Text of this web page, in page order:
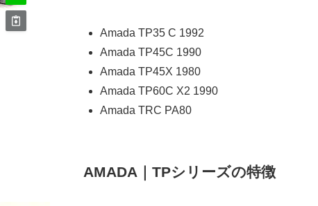
Amada TP35 C 1992
Amada TP45C 1990
Amada TP45X 1980
Amada TP60C X2 1990
Amada TRC PA80
AMADA｜TPシリーズの特徴